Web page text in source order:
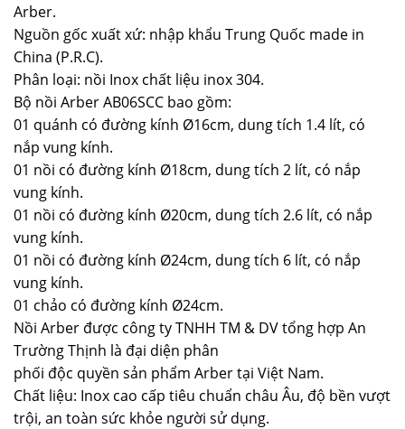
Arber.
Nguồn gốc xuất xứ: nhập khẩu Trung Quốc made in
China (P.R.C).
Phân loại: nồi Inox chất liệu inox 304.
Bộ nồi Arber AB06SCC bao gồm:
01 quánh có đường kính Ø16cm, dung tích 1.4 lít, có
nắp vung kính.
01 nồi có đường kính Ø18cm, dung tích 2 lít, có nắp
vung kính.
01 nồi có đường kính Ø20cm, dung tích 2.6 lít, có nắp
vung kính.
01 nồi có đường kính Ø24cm, dung tích 6 lít, có nắp
vung kính.
01 chảo có đường kính Ø24cm.
Nồi Arber được công ty TNHH TM & DV tổng hợp An
Trường Thịnh là đại diện phân
phối độc quyền sản phẩm Arber tại Việt Nam.
Chất liệu: Inox cao cấp tiêu chuẩn châu Âu, độ bền vượt
trội, an toàn sức khỏe người sử dụng.